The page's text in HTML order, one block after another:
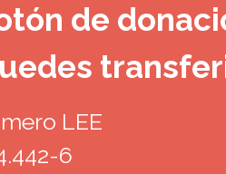
de
LEE
6